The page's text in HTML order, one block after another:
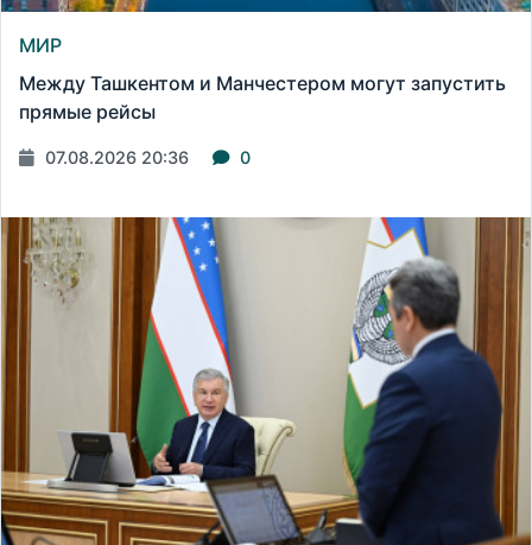
МИР
Между Ташкентом и Манчестером могут запустить
прямые рейсы
07.08.2026 20:36 0